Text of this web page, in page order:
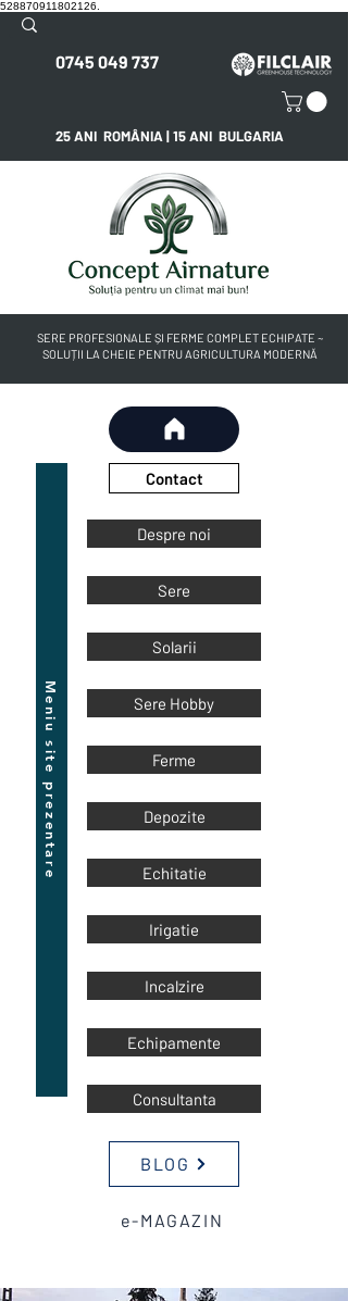
528870911802126.
0745 049 737
25 ANI ROMÂNIA | 15 ANI BULGARIA
SERE PROFESIONALE ȘI FERME COMPLET ECHIPATE ~
SOLUȚII LA CHEIE PENTRU AGRICULTURA MODERNĂ
Meniu site prezentare
Contact
Despre noi
Sere
Solarii
Sere Hobby
Ferme
Depozite
Echitatie
Irigatie
Incalzire
Echipamente
Consultanta
BLOG
e-MAGAZIN